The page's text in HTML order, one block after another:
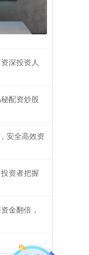
深投资人
配资炒股
安全高效资
资者把握
金翻倍，